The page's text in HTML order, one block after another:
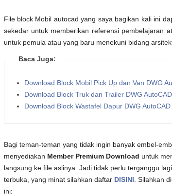
File block Mobil autocad yang saya bagikan kali ini
sekedar untuk memberikan referensi pembelajaran
untuk pemula atau yang baru menekuni bidang
Baca Juga:
Download Block Mobil Pick Up dan Van DWG
Download Block Truk dan Trailer DWG AutoCAD
Download Block Wastafel Dapur DWG AutoCAD
Bagi teman-teman yang tidak ingin banyak embel-
menyediakan Member Premium Download untuk
langsung ke file aslinya. Jadi tidak perlu terganggu
terbuka, yang minat silahkan daftar DISINI . Silahkan
ini: